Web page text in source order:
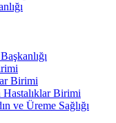
Birimi
Hastalıklar Birimi
ve Üreme Sağlığı